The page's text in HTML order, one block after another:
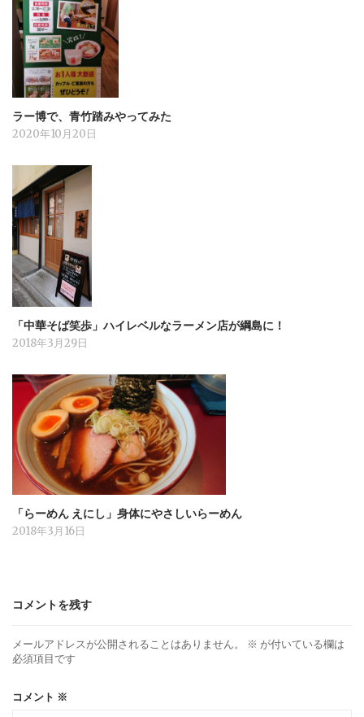
ラー博で、青竹踏みやってみた
2020年10月20日
「中華そば笑歩」ハイレベルなラーメン店が綱島に！
2018年3月29日
「らーめん えにし」身体にやさしいらーめん
2018年3月16日
コメントを残す
メールアドレスが公開されることはありません。 ※ が付いている欄は
必須項目です
コメント ※